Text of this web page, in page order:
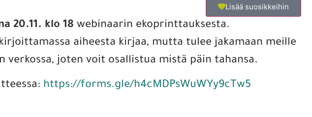
Lisää suosikkeihin
20.11. klo 18 webinaarin ekoprinttauksesta.
aiheesta kirjaa, mutta tulee jakamaan meille
joten voit osallistua mistä päin tahansa.
https://forms.gle/h4cMDPsWuWYy9cTw5